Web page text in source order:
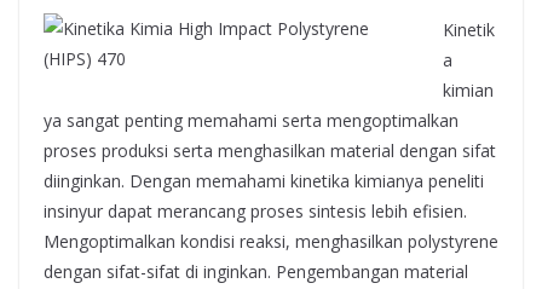
Kinetik
a
kimian
ya sangat penting memahami serta mengoptimalkan
proses produksi serta menghasilkan material dengan sifat
diinginkan. Dengan memahami kinetika kimianya peneliti
insinyur dapat merancang proses sintesis lebih efisien.
Mengoptimalkan kondisi reaksi, menghasilkan polystyrene
dengan sifat-sifat di inginkan. Pengembangan material